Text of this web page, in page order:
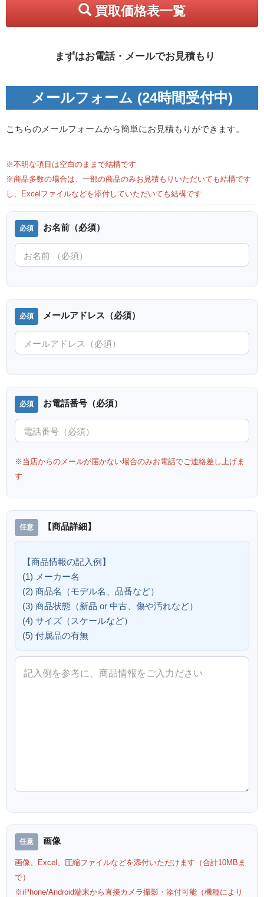
買取価格表一覧
まずはお電話・メールでお見積もり
メールフォーム (24時間受付中)
こちらのメールフォームから簡単にお見積もりができます。
※不明な項目は空白のままで結構です
※商品多数の場合は、一部の商品のみお見積もりいただいても結構です
し、Excelファイルなどを添付していただいても結構です
お名前（必須）
メールアドレス（必須）
お電話番号（必須）
※当店からのメールが届かない場合のみお電話でご連絡差し上げま
す
【商品詳細】
【商品情報の記入例】
(1) メーカー名
(2) 商品名（モデル名、品番など）
(3) 商品状態（新品 or 中古、傷や汚れなど）
(4) サイズ（スケールなど）
(5) 付属品の有無
画像
画像、Excel、圧縮ファイルなどを添付いただけます（合計10MBま
で）
※iPhone/Android端末から直接カメラ撮影・添付可能（機種により